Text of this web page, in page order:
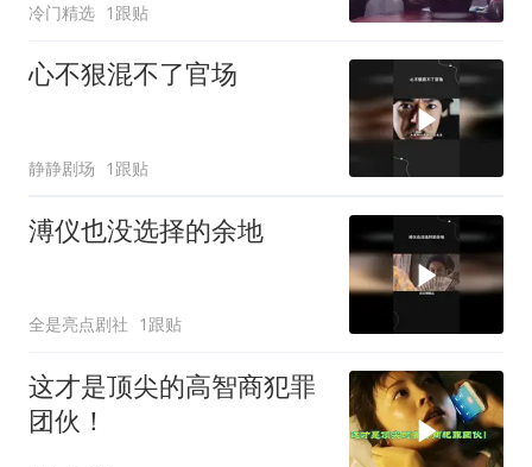
冷门精选 1跟贴
心不狠混不了官场
静静剧场 1跟贴
溥仪也没选择的余地
全是亮点剧社 1跟贴
这才是顶尖的高智商犯罪
团伙！